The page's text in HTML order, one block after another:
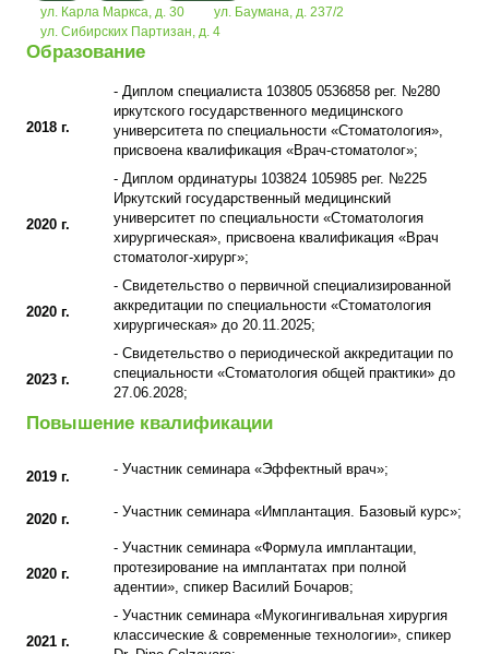
ул. Карла Маркса, д. 30
ул. Баумана, д. 237/2
ул. Сибирских Партизан, д. 4
Образование
2018 г.
- Диплом специалиста 103805 0536858 рег. №280
иркутского государственного медицинского
университета по специальности «Стоматология»,
присвоена квалификация «Врач-стоматолог»;
2020 г.
- Диплом ординатуры 103824 105985 рег. №225
Иркутский государственный медицинский
университет по специальности «Стоматология
хирургическая», присвоена квалификация «Врач
стоматолог-хирург»;
2020 г.
- Свидетельство о первичной специализированной
аккредитации по специальности «Стоматология
хирургическая» до 20.11.2025;
2023 г.
- Свидетельство о периодической аккредитации по
специальности «Стоматология общей практики» до
27.06.2028;
Повышение квалификации
2019 г. - Участник семинара «Эффектный врач»;
2020 г. - Участник семинара «Имплантация. Базовый курс»;
2020 г.
- Участник семинара «Формула имплантации,
протезирование на имплантатах при полной
адентии», спикер Василий Бочаров;
2021 г.
- Участник семинара «Мукогингивальная хирургия
классические & современные технологии», спикер